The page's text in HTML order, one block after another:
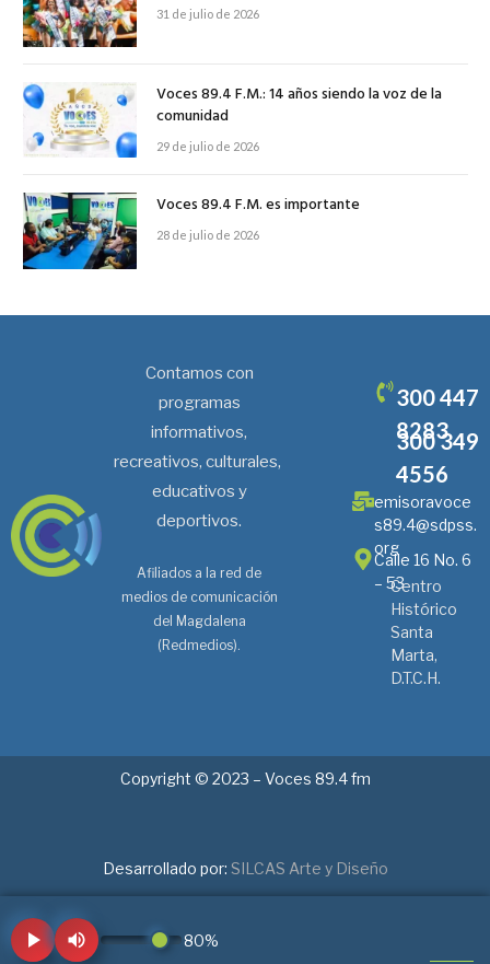
31 de julio de 2026
Voces 89.4 F.M.: 14 años siendo la voz de la
comunidad
29 de julio de 2026
Voces 89.4 F.M. es importante
28 de julio de 2026
Contamos con
programas
informativos,
recreativos, culturales,
educativos y
deportivos.
Afiliados a la red de
medios de comunicación
del Magdalena
(Redmedios).
300 447
8283
300 349
4556
emisoravoce
s89.4@sdpss.
org
Calle 16 No. 6
– 53Centro
Histórico
Santa
Marta,
D.T.C.H.
Copyright © 2023 – Voces 89.4 fm
Desarrollado por: SILCAS Arte y Diseño